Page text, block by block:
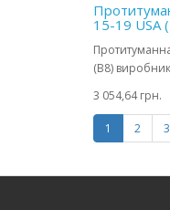
15-19 USA
(B8)
3 054,64 грн.
1 2 3